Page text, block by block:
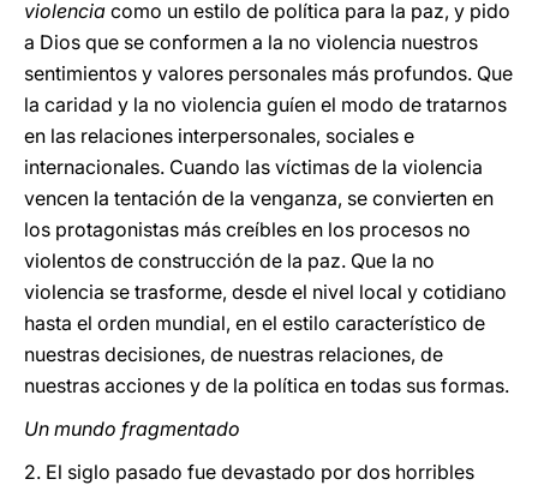
violencia como un estilo de política para la paz, y pido
a Dios que se conformen a la no violencia nuestros
sentimientos y valores personales más profundos. Que
la caridad y la no violencia guíen el modo de tratarnos
en las relaciones interpersonales, sociales e
internacionales. Cuando las víctimas de la violencia
vencen la tentación de la venganza, se convierten en
los protagonistas más creíbles en los procesos no
violentos de construcción de la paz. Que la no
violencia se trasforme, desde el nivel local y cotidiano
hasta el orden mundial, en el estilo característico de
nuestras decisiones, de nuestras relaciones, de
nuestras acciones y de la política en todas sus formas.
Un mundo fragmentado
2. El siglo pasado fue devastado por dos horribles